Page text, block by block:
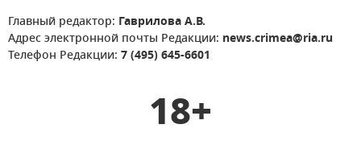
Главный редактор: Гаврилова А.В.
Адрес электронной почты Редакции: news.crimea@ria.ru
Телефон Редакции: 7 (495) 645-6601
18+